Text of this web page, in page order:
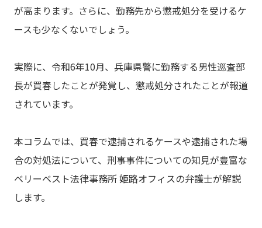
が高まります。さらに、勤務先から懲戒処分を受けるケ
ースも少なくないでしょう。
実際に、令和6年10月、兵庫県警に勤務する男性巡査部
長が買春したことが発覚し、懲戒処分されたことが報道
されています。
本コラムでは、買春で逮捕されるケースや逮捕された場
合の対処法について、刑事事件についての知見が豊富な
ベリーベスト法律事務所 姫路オフィスの弁護士が解説
します。